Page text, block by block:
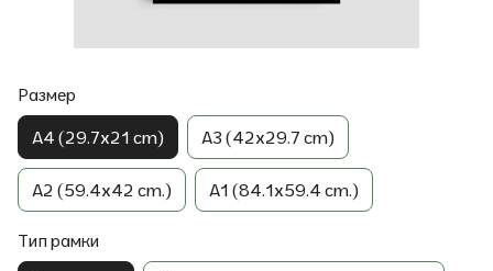
Размер
A4 (29.7x21 cm) A3 (42x29.7 cm)
A2 (59.4x42 cm.) A1 (84.1x59.4 cm.)
Тип рамки